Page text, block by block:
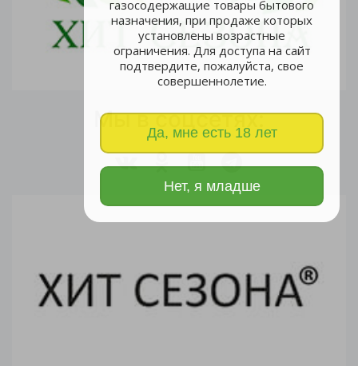
газосодержащие товары бытового
назначения, при продаже которых
установлены возрастные
ограничения. Для доступа на сайт
подтвердите, пожалуйста, свое
совершеннолетие.
Да, мне есть 18 лет
Нет, я младше
Мы в соцсетях: